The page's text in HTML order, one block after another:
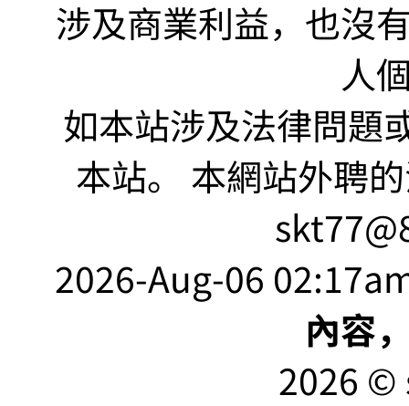
涉及商業利益，也沒
人
如本站涉及法律問題
本站。 本網站外聘
2026-Aug-06
內容
2026 ©